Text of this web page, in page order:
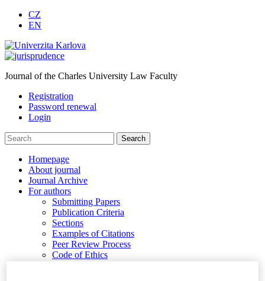
CZ
EN
Journal of the Charles University Law Faculty
Registration
Password renewal
Login
Homepage
About journal
Journal Archive
For authors
Submitting Papers
Publication Criteria
Sections
Examples of Citations
Peer Review Process
Code of Ethics